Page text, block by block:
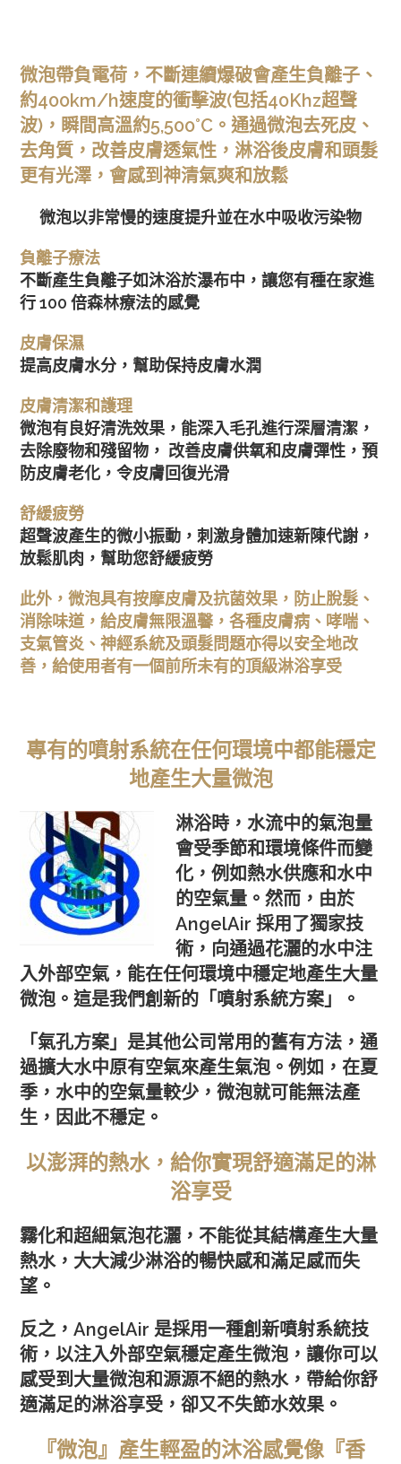
微泡帶負電荷， 不斷連續爆破會產生負離子 、
約400km/h速度的衝擊波(包括40Khz超聲
波)，瞬間高溫約5,500°C。通過微泡去死皮、
去角質，改善皮膚透氣性，淋浴後皮膚和頭髮
更有光澤，會感到神清氣爽和放鬆
微泡以非常慢的速度提升並在水中吸收污染物
負離子療法
不斷產生負離子如沐浴於瀑布中，讓您有種在家進
行 100 倍森林療法的感覺
皮膚保濕
提高皮膚水分，幫助保持皮膚水潤
皮膚清潔和護理
微泡有良好清洗效果，能深入毛孔進行深層清潔，
去除廢物和殘留物， 改善皮膚供氧和皮膚彈性，預
防皮膚老化，令皮膚回復光滑
舒緩疲勞
超聲波產生的微小振動，刺激身體加速新陳代謝，
放鬆肌肉，幫助您舒緩疲勞
此外，微泡具有按摩皮膚及抗菌效果， 防止脫髮、
消除味道，給皮膚無限溫馨，各種皮膚病、哮喘、
支氣管炎、神經系統及頭髮問題亦得以安全地改
善 ，給使用者有一個前所未有的頂級淋浴享受
專有的噴射系統在任何環境中都能穩定
地產生大量微泡
淋浴時，水流中的氣泡量
會受季節和環境條件而變
化，例如熱水供應和水中
的空氣量。然而，由於
AngelAir 採用了獨家技
術，向通過花灑的水中注
入外部空氣，能在任何環境中穩定地產生大量
微泡。這是我們創新的「噴射系統方案」。
「氣孔方案」是其他公司常用的舊有方法，通
過擴大水中原有空氣來產生氣泡。例如，在夏
季，水中的空氣量較少，微泡就可能無法產
生，因此不穩定。
以澎湃的熱水，給你實現舒適滿足的淋
浴享受
霧化和超細氣泡花灑，不能從其結構產生大量
熱水，大大減少淋浴的暢快感和滿足感而失
望。
反之，AngelAir 是採用一種創新噴射系統技
術，以注入外部空氣穩定產生微泡，讓你可以
感受到大量微泡和源源不絕的熱水，帶給你舒
適滿足的淋浴享受，卻又不失節水效果。
『微泡』產生輕盈的沐浴感覺像『香